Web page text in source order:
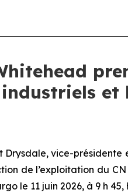
Drysdale, vice-
de l’exploitation du
le 11 juin 2026, à 9 h 45,